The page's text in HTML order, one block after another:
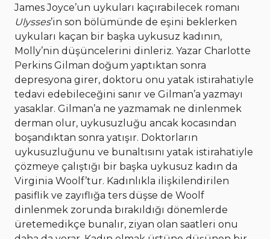
James Joyce’un uykuları kaçırabilecek romanı
Ulysses’in son bölümünde de eşini beklerken
uykuları kaçan bir başka uykusuz kadının,
Molly’nin düşüncelerini dinleriz. Yazar Charlotte
Perkins Gilman doğum yaptıktan sonra
depresyona girer, doktoru onu yatak istirahatiyle
tedavi edebileceğini sanır ve Gilman’a yazmayı
yasaklar. Gilman’a ne yazmamak ne dinlenmek
derman olur, uykusuzluğu ancak kocasından
boşandıktan sonra yatışır. Doktorların
uykusuzluğunu ve bunaltısını yatak istirahatiyle
çözmeye çalıştığı bir başka uykusuz kadın da
Virginia Woolf’tur. Kadınlıkla ilişkilendirilen
pasiflik ve zayıflığa ters düşse de Woolf
dinlenmek zorunda bırakıldığı dönemlerde
üretemedikçe bunalır, ziyan olan saatleri onu